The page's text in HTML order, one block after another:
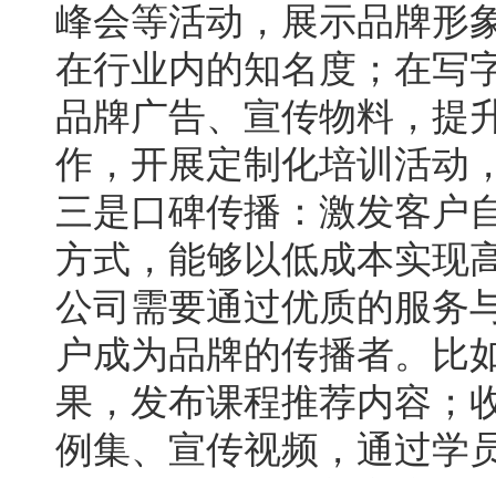
峰会等活动，展示品牌形
在行业内的知名度；在写
品牌广告、宣传物料，提
作，开展定制化培训活动
三是口碑传播：激发客户
方式，能够以低成本实现
公司需要通过优质的服务
户成为品牌的传播者。比
果，发布课程推荐内容；
例集、宣传视频，通过学